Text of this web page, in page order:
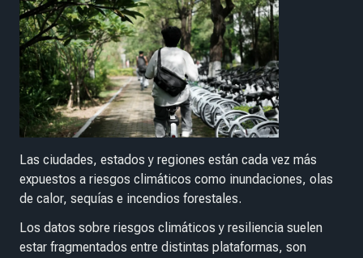
Las ciudades, estados y regiones están cada vez más
expuestos a riesgos climáticos como inundaciones, olas
de calor, sequías e incendios forestales.
Los datos sobre riesgos climáticos y resiliencia suelen
estar fragmentados entre distintas plataformas, son